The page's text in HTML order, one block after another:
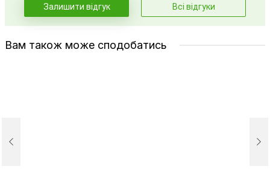
Залишити відгук Всі відгуки
Вам також може сподобатись